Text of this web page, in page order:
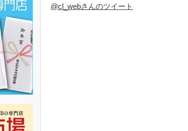
@cl_webさんのツイート